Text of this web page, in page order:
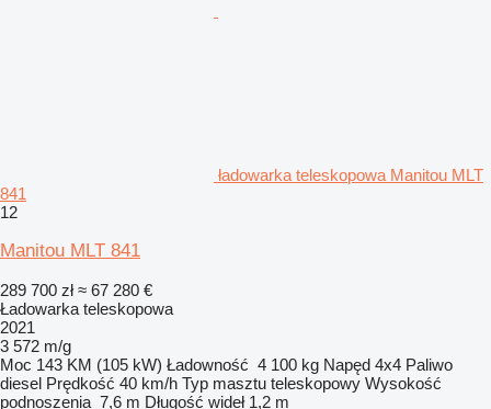
ładowarka teleskopowa Manitou MLT
841
12
Manitou MLT 841
289 700 zł ≈ 67 280 €
Ładowarka teleskopowa
2021
3 572 m/g
Moc 143 KM (105 kW) Ładowność 4 100 kg Napęd 4x4 Paliwo
diesel Prędkość 40 km/h Typ masztu teleskopowy Wysokość
podnoszenia 7,6 m Długość wideł 1,2 m